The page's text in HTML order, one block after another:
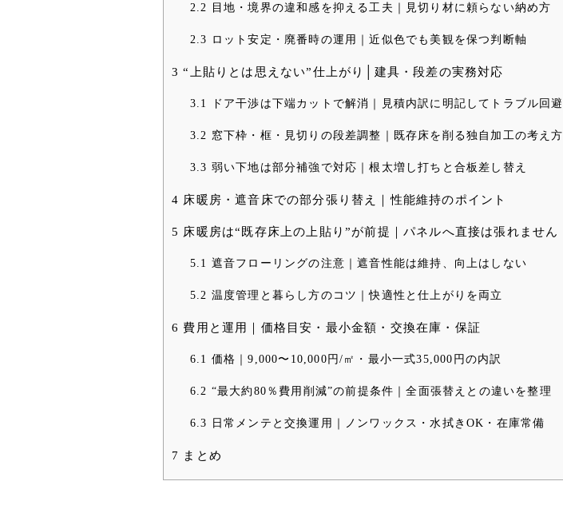
2.2 目地・境界の違和感を抑える工夫｜見切り材に頼らない納め方
2.3 ロット安定・廃番時の運用｜近似色でも美観を保つ判断軸
3 “上貼りとは思えない”仕上がり│建具・段差の実務対応
3.1 ドア干渉は下端カットで解消｜見積内訳に明記してトラブル回避
3.2 窓下枠・框・見切りの段差調整｜既存床を削る独自加工の考え方
3.3 弱い下地は部分補強で対応｜根太増し打ちと合板差し替え
4 床暖房・遮音床での部分張り替え｜性能維持のポイント
5 床暖房は“既存床上の上貼り”が前提｜パネルへ直接は張れません
5.1 遮音フローリングの注意｜遮音性能は維持、向上はしない
5.2 温度管理と暮らし方のコツ｜快適性と仕上がりを両立
6 費用と運用｜価格目安・最小金額・交換在庫・保証
6.1 価格｜9,000〜10,000円/㎡・最小一式35,000円の内訳
6.2 “最大約80％費用削減”の前提条件｜全面張替えとの違いを整理
6.3 日常メンテと交換運用｜ノンワックス・水拭きOK・在庫常備
7 まとめ